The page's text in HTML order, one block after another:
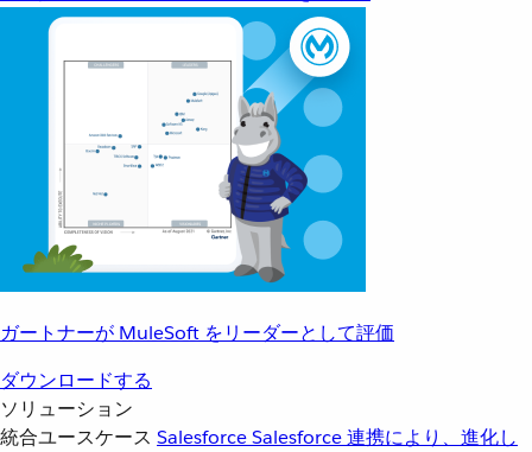
ガートナーが MuleSoft をリーダーとして評価
ダウンロードする
ソリューション
統合ユースケース SalesforceSalesforce 連携により、進化し